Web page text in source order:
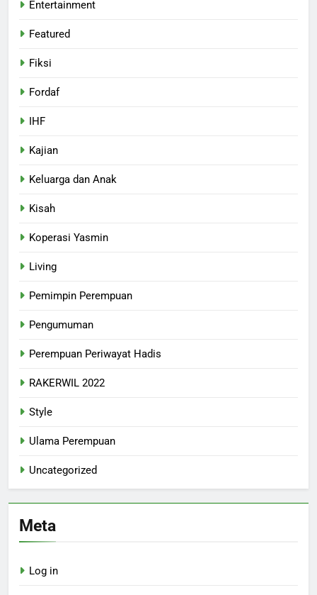
Entertainment
Featured
Fiksi
Fordaf
IHF
Kajian
Keluarga dan Anak
Kisah
Koperasi Yasmin
Living
Pemimpin Perempuan
Pengumuman
Perempuan Periwayat Hadis
RAKERWIL 2022
Style
Ulama Perempuan
Uncategorized
Meta
Log in